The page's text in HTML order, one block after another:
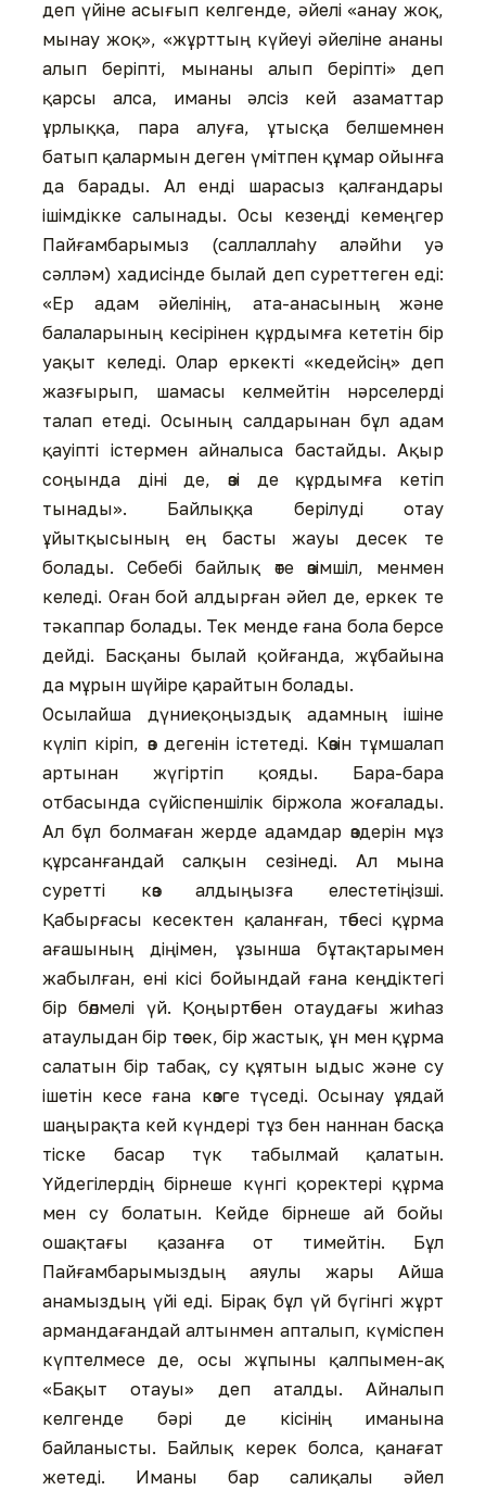
деп үйіне асығып келгенде, əйелі «анау жоқ,
мынау жоқ», «жұрттың күйеуі əйеліне ананы
алып беріпті, мынаны алып беріпті» деп
қарсы алса, иманы əлсіз кей азаматтар
ұрлыққа, пара алуға, ұтысқа белшемнен
батып қалармын деген үмітпен құмар ойынға
да барады. Ал енді шарасыз қалғандары
ішімдікке салынады. Осы кезеңді кемеңгер
Пайғамбарымыз (саллаллаһу алəйһи уə
сəллəм) хадисінде былай деп суреттеген еді:
«Ер адам əйелінің, ата-анасының жəне
балаларының кесірінен құрдымға кететін бір
уақыт келеді. Олар еркекті «кедейсің» деп
жазғырып, шамасы келмейтін нəрселерді
талап етеді. Осының салдарынан бұл адам
қауіпті істермен айналыса бастайды. Ақыр
соңында діні де, өзі де құрдымға кетіп
тынады». Байлыққа берілуді отау
ұйытқысының ең басты жауы десек те
болады. Себебі байлық өте өзімшіл, менмен
келеді. Оған бой алдырған əйел де, еркек те
тəкаппар болады. Тек менде ғана бола берсе
дейді. Басқаны былай қойғанда, жұбайына
да мұрын шүйіре қарайтын болады.
Осылайша дүниеқоңыздық адамның ішіне
күліп кіріп, өз дегенін істетеді. Көзін тұмшалап
артынан жүгіртіп қояды. Бара-бара
отбасында сүйіспеншілік біржола жоғалады.
Ал бұл болмаған жерде адамдар өздерін мұз
құрсанғандай салқын сезінеді. Ал мына
суретті көз алдыңызға елестетіңізші.
Қабырғасы кесектен қаланған, төбесі құрма
ағашының діңімен, ұзынша бұтақтарымен
жабылған, ені кісі бойындай ғана кеңдіктегі
бір бөлмелі үй. Қоңыртөбен отаудағы жиһаз
атаулыдан бір төсек, бір жастық, ұн мен құрма
салатын бір табақ, су құятын ыдыс жəне су
ішетін кесе ғана көзге түседі. Осынау ұядай
шаңырақта кей күндері тұз бен наннан басқа
тіске басар түк табылмай қалатын.
Үйдегілердің бірнеше күнгі қоректері құрма
мен су болатын. Кейде бірнеше ай бойы
ошақтағы қазанға от тимейтін. Бұл
Пайғамбарымыздың аяулы жары Айша
анамыздың үйі еді. Бірақ бұл үй бүгінгі жұрт
армандағандай алтынмен апталып, күміспен
күптелмесе де, осы жұпыны қалпымен-ақ
«Бақыт отауы» деп аталды. Айналып
келгенде бəрі де кісінің иманына
байланысты. Байлық керек болса, қанағат
жетеді. Иманы бар салиқалы əйел